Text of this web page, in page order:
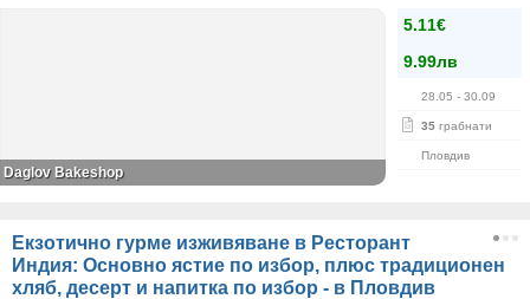
5.11€
9.99лв
28.05 - 30.09
35 грабнати
Пловдив
Daglov Bakeshop
Екзотично гурме изживяване в Ресторант
Индия: Основно ястие по избор, плюс традиционен
хляб, десерт и напитка по избор - в Пловдив